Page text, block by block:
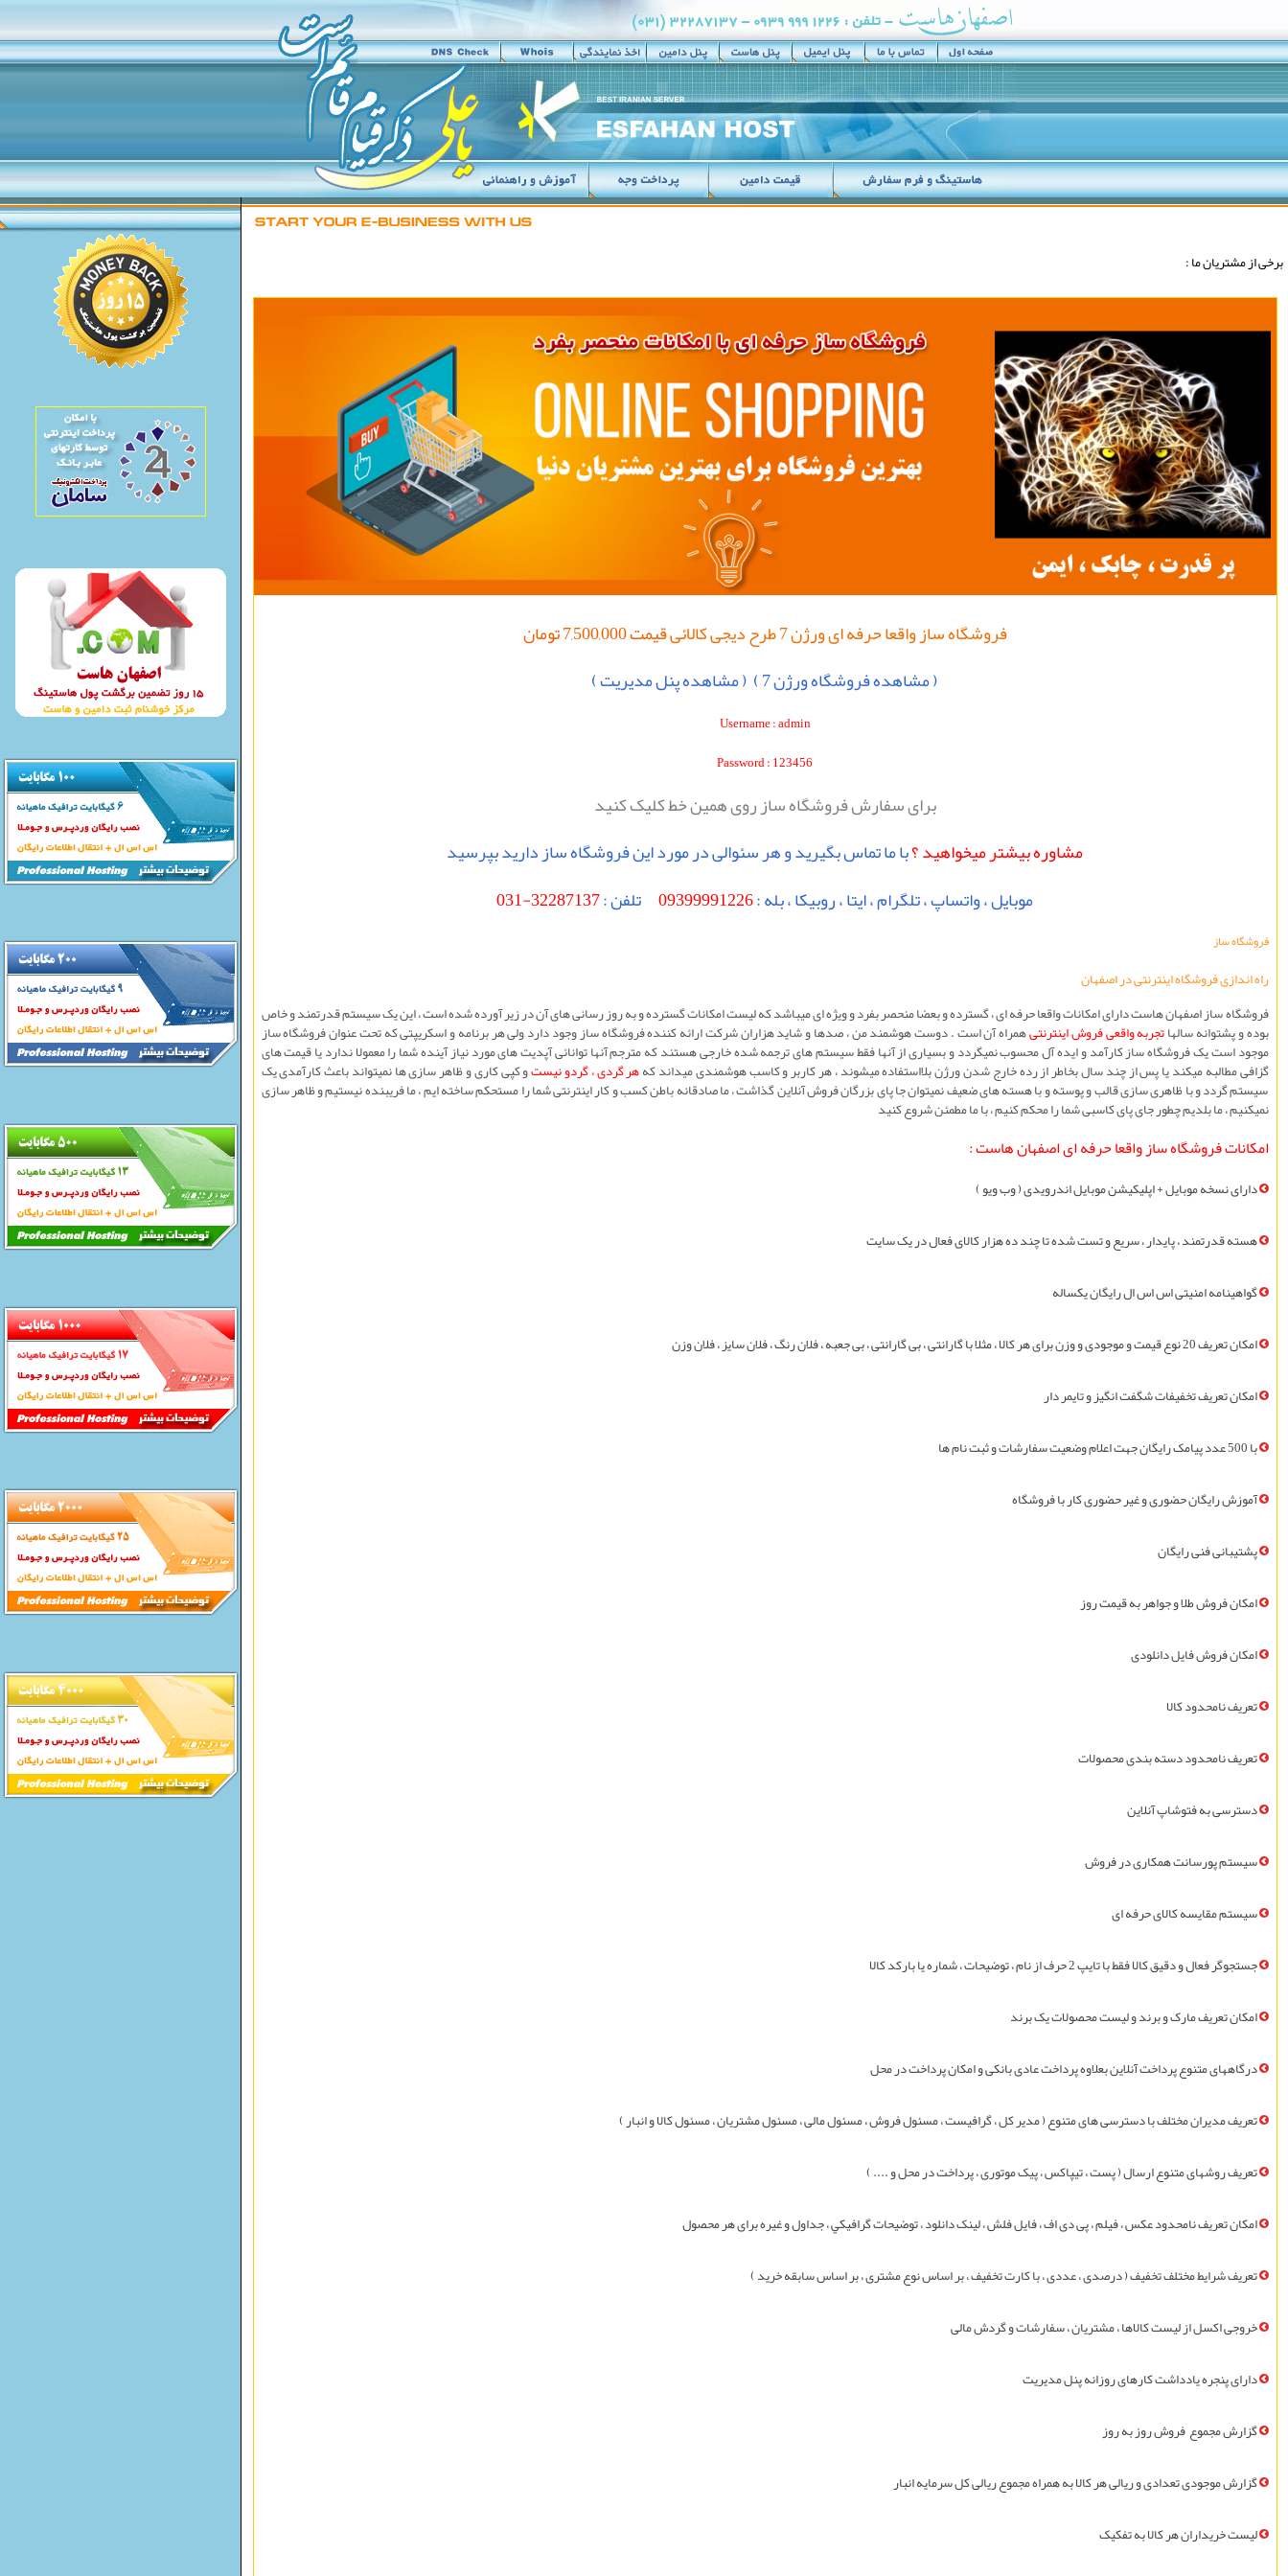
برخی از مشتريان ما :
فروشگاهسازواقعاحرفه ای ورژن 7 طرحدیجی کالائیقیمت 7,500,000 تومان
( مشاهده فروشگاه ورژن 7 )
( مشاهده پنل مديريت )
Username : admin
Password : 123456
برای سفارش فروشگاه ساز روی همين خط کليک کنيد
مشاوره بيشتر ميخواهيد ؟با ما تماس بگيريد وهر سئوالی در مورد اين فروشگاه ساز دارید بپرسيد
موبايل ، واتساپ ، تلگرام ، ايتا ، روبیکا ، بله :09399991226 تلفن :32287137-031
فروشگاه ساز
راه اندازی فروشگاه اینترنتی در اصفهان
فروشگاه ساز اصفهان هاست دارای امکانات واقعا حرفه ای ، گسترده و بعضا منحصر بفرد و ويژه ای ميباشد که ليست امکانات گسترده و به روز رسانی های آن در زير آورده شده است ، اين يک سيستم قدرتمند و خاص
بوده و پشتوانه سالهاتجربه واقعی فروش اينترنتیهمراه آن است . دوست هوشمند من ، صدها و شاید هزاران شرکت ارائه کننده فروشگاه ساز وجود دارد ولی هر برنامه و اسکريپتی که تحت عنوان فروشگاه ساز
موجود است یک فروشگاه ساز کارآمد و ایده آل محسوب نميگردد و بسياری از آنها فقط سيستم های ترجمه شده خارجی هستند که مترجم آنها توانائی آپدیت های مورد نیاز آينده شما را معمولا ندارد يا قيمت های
گزافی مطالبه میکند یا پس از چند سال بخاطر از رده خارج شدن ورژن بلااستفاده میشوند ، هر کاربر و کاسب هوشمندی میداند کههر گردی ، گردو نيستو کپی کاری و ظاهر سازی ها نمیتواند باعث کارآمدی يک
سيستم گردد و با ظاهری سازی قالب و پوسته و با هسته های ضعیف نمیتوان جا پای بزرگان فروش آنلاین گذاشت ، ما صادقانه باطن کسب و کار اينترنتی شما را مستحکم ساخته ايم ، ما فريبنده نيستيم و ظاهر سازی
نميکنيم ، ما بلديم چطور جای پای کاسبی شما را محکم کنيم ، با ما مطمئن شروع کنید
امکانات فروشگاه ساز واقعا حرفه ای اصفهان هاست :
دارای نسخه موبايل + اپليکيشن موبايل اندرویدی ( وب ویو )
هسته قدرتمند ، پایدار ، سريع و تست شده تا چند ده هزار کالای فعال در یک سایت
گواهينامه امنیتی اس اس الرايگانيکساله
امکان تعریف 20 نوع قیمت و موجودی و وزن برای هر کالا ، مثلا با گارانتی ، بی گارانتی ، بی جعبه ، فلان رنگ ، فلان سایز ، فلان وزن
امکان تعریف تخفیفات شگفت انگیز و تایمر دار
با 500 عدد پيامک
رايگانجهت اعلام وضعیت سفارشات و ثبت نام ها
آموزشرايگانحضوری و غیر حضوری کار با فروشگاه
پشتیبانی فنیرايگان
امکان فروش طلا و جواهر به قیمت روز
امکان فروش فايل دانلودی
تعريف نامحدود کالا
تعريف نامحدود دسته بندی محصولات
دسترسی به فتوشاپ آنلاین
سيستم پورسانت همکاری در فروش
سيستم مقايسه کالای حرفه ای
جستجوگر فعال و دقیق کالا فقط با تایپ 2 حرف از نام ، توضيحات ، شماره یا بارکد کالا
امکان تعريف مارک و برند و لیست محصولات یک برند
درگاههای متنوع پرداخت آنلاین بعلاوه پرداخت عادی بانکی و امکان پرداخت در محل
تعريف مديران مختلف با دسترسی های متنوع ( مدیر کل ، گرافيست ، مسئول فروش ، مسئول مالی ، مسئول مشتريان ، مسئول کالا و انبار )
تعريف روشهای متنوع ارسال ( پست ، تيپاکس ، پيک موتوری ، پرداخت در محل و .... )
امکان تعريف نامحدود عکس ، فيلم ، پی دی اف ، فايل فلش ، لينک دانلود ، توضيحات گرافيکي ، جداول و غيره برای هر محصول
تعريف شرايط مختلف تخفيف ( درصدی ، عددی ، با کارت تخفيف ، بر اساس نوع مشتری ، بر اساس سابقه خرید )
خروجی اکسل از لیست کالاها ، مشتريان ، سفارشات و گردش مالی
دارای پنجره یادداشت کارهای روزانه پنل مدیریت
گزارش مجموع فروش روز به روز
گزارش موجودی تعدادی و ریالی هر کالا به همراه مجموع ریالی کل سرمایه انبار
ليست خريداران هر کالا به تفکيک